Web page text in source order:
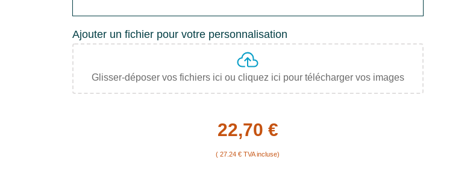
Ajouter un fichier pour votre personnalisation
Glisser-déposer vos fichiers ici ou cliquez ici pour télécharger vos images
bois
-
380x80mm
-
Personnalisable
22,70 €
( 27.24 € TVA incluse)